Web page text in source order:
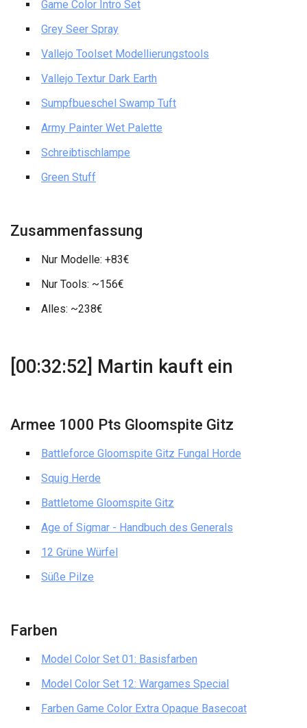
Game Color Intro Set
Grey Seer Spray
Vallejo Toolset Modellierungstools
Vallejo Textur Dark Earth
Sumpfbueschel Swamp Tuft
Army Painter Wet Palette
Schreibtischlampe
Green Stuff
Zusammenfassung
Nur Modelle: +83€
Nur Tools: ~156€
Alles: ~238€
[00:32:52] Martin kauft ein
Armee 1000 Pts Gloomspite Gitz
Battleforce Gloomspite Gitz Fungal Horde
Squig Herde
Battletome Gloomspite Gitz
Age of Sigmar - Handbuch des Generals
12 Grüne Würfel
Süße Pilze
Farben
Model Color Set 01: Basisfarben
Model Color Set 12: Wargames Special
Farben Game Color Extra Opaque Basecoat